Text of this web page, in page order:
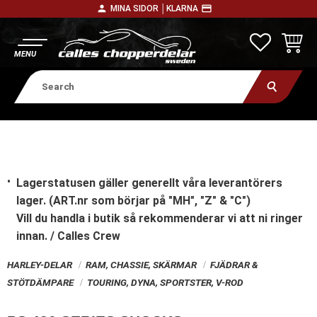
person MINA SIDOR │ KLARNA payment
Lagerstatusen gäller generellt våra leverantörers
lager. (ART.nr som börjar på "MH", "Z" & "C")
Vill du handla i butik så rekommenderar vi att ni ringer
innan. / Calles Crew
HARLEY-DELAR RAM, CHASSIE, SKÄRMAR
FJÄDRAR &
STÖTDÄMPARE
TOURING, DYNA, SPORTSTER, V-ROD